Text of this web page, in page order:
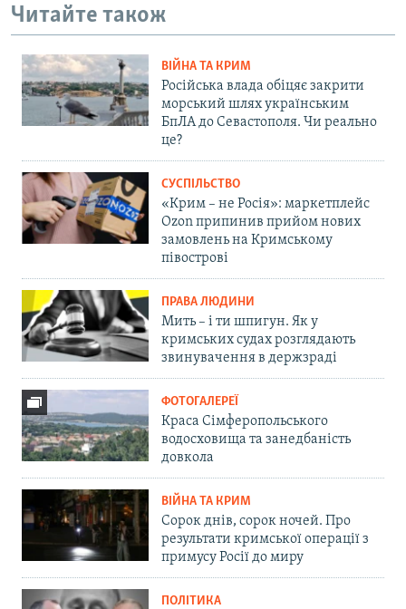
Читайте також
ВІЙНА ТА КРИМ
Російська влада обіцяє закрити
морський шлях українським
БпЛА до Севастополя. Чи реально
це?
СУСПІЛЬСТВО
«Крим – не Росія»: маркетплейс
Ozon припинив прийом нових
замовлень на Кримському
півострові
ПРАВА ЛЮДИНИ
Мить – і ти шпигун. Як у
кримських судах розглядають
звинувачення в держзраді
ФОТОГАЛЕРЕЇ
Краса Сімферопольського
водосховища та занедбаність
довкола
ВІЙНА ТА КРИМ
Сорок днів, сорок ночей. Про
результати кримської операції з
примусу Росії до миру
ПОЛІТИКА